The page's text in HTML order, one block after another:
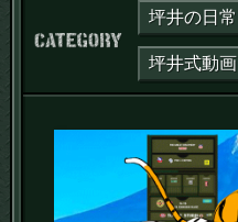
カテゴリー：
坪井の日常
坪井式動画